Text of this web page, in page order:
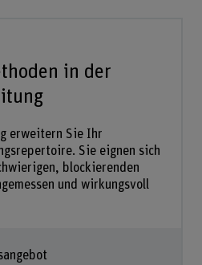
in der
erweitern Sie Ihr
Sie eignen sich
blockierenden
und wirkungsvoll